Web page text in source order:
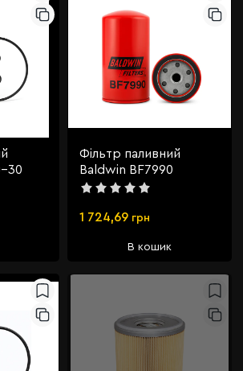
30
Фільтр паливний
Baldwin BF7990
1 724,69 грн
В кошик